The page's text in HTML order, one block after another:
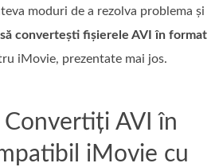
moduri de a rezolva problema și
convertești fișierele AVI în format
iMovie, prezentate mai jos.
Convertiți AVI în
iMovie cu